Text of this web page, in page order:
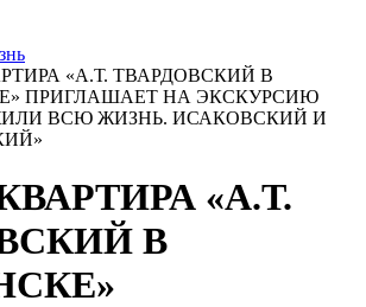
«А.Т. ТВАРДОВСКИЙ В
ПРИГЛАШАЕТ НА ЭКСКУРСИЮ
ВСЮ ЖИЗНЬ. ИСАКОВСКИЙ И
«А.Т.
В